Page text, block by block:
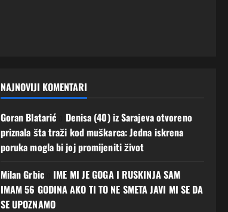
NAJNOVIJI KOMENTARI
Goran Blatarić
Denisa (40) iz Sarajeva otvoreno
priznala šta traži kod muškarca: Jedna iskrena
poruka mogla bi joj promijeniti život
Milan Grbico IME MI JE GOGA I RUSKINJA SAM
IMAM 56 GODINA AKO TI TO NE SMETA JAVI MI SE DA
SE UPOZNAMO